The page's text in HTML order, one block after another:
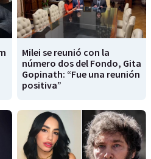
Milei se reunió con la
número dos del Fondo, Gita
Gopinath: “Fue una reunión
positiva”